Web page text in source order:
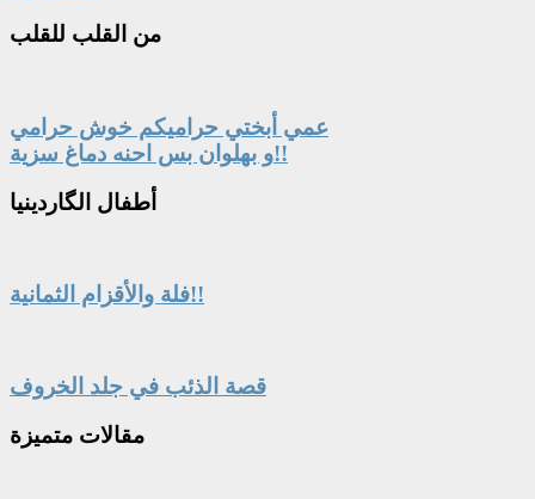
من القلب للقلب
عمي أبختي حراميكم خوش حرامي
و بهلوان بس احنه دماغ سزية!!
أطفال الگاردينيا
فلة والأقزام الثمانية!!
قصة الذئب في جلد الخروف
مقالات متميزة